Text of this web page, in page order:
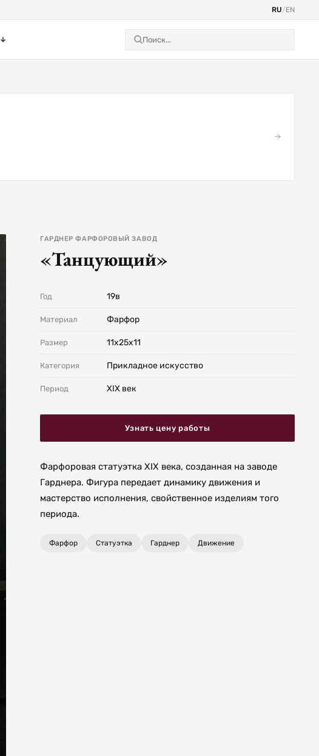
RU/EN
ГАРДНЕР ФАРФОРОВЫЙ ЗАВОД
«Танцующий»
Год 19в
Материал Фарфор
Размер 11х25х11
Категория Прикладное искусство
Период XIX век
Узнать цену работы
Фарфоровая статуэтка XIX века, созданная на заводе
Гарднера. Фигура передает динамику движения и
мастерство исполнения, свойственное изделиям того
периода.
Фарфор Статуэтка Гарднер Движение